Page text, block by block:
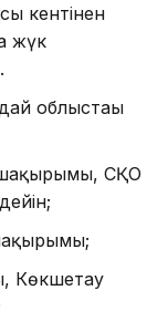
кентінен
жүк
облыстағы
СҚО
Көкшетау